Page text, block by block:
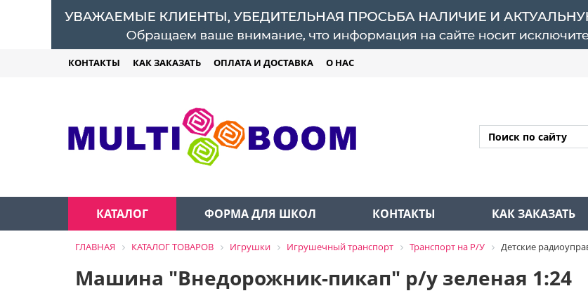
КОНТАКТЫ КАК ЗАКАЗАТЬ ОПЛАТА И ДОСТАВКА О НАС
КАТАЛОГ ФОРМА ДЛЯ ШКОЛ КОНТАКТЫ КАК ЗАКАЗАТЬ
ГЛАВНАЯ КАТАЛОГ ТОВАРОВ Игрушки Игрушечный транспорт Транспорт на Р/У Детские
Машина "Внедорожник-пикап" р/у зеленая 1:24